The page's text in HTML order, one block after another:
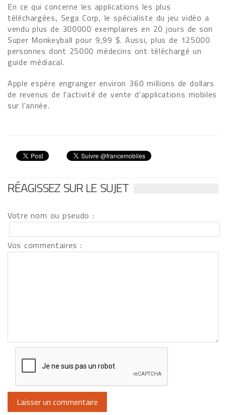
En ce qui concerne les applications les plus
téléchargées, Sega Corp, le spécialiste du jeu vidéo a
vendu plus de 300000 exemplaires en 20 jours de son
Super Monkeyball pour 9,99 $. Aussi, plus de 125000
personnes dont 25000 médecins ont téléchargé un
guide médiacal.
Apple espère engranger environ 360 millions de dollars
de revenus de l'activité de vente d'applications mobiles
sur l'année.
RÉAGISSEZ SUR LE SUJET
Votre nom ou pseudo :
Vos commentaires :